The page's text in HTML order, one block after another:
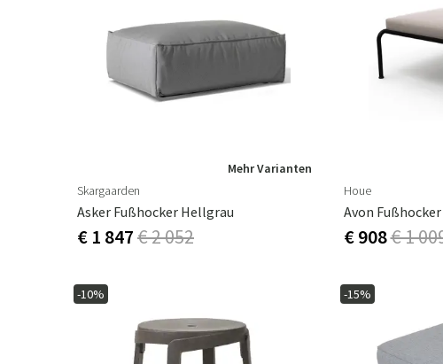
Mehr Varianten
Skargaarden
Asker Fußhocker Hellgrau
€ 1 847€ 2 052
Houe
Avon
€ 908€ 1
-10% -15%